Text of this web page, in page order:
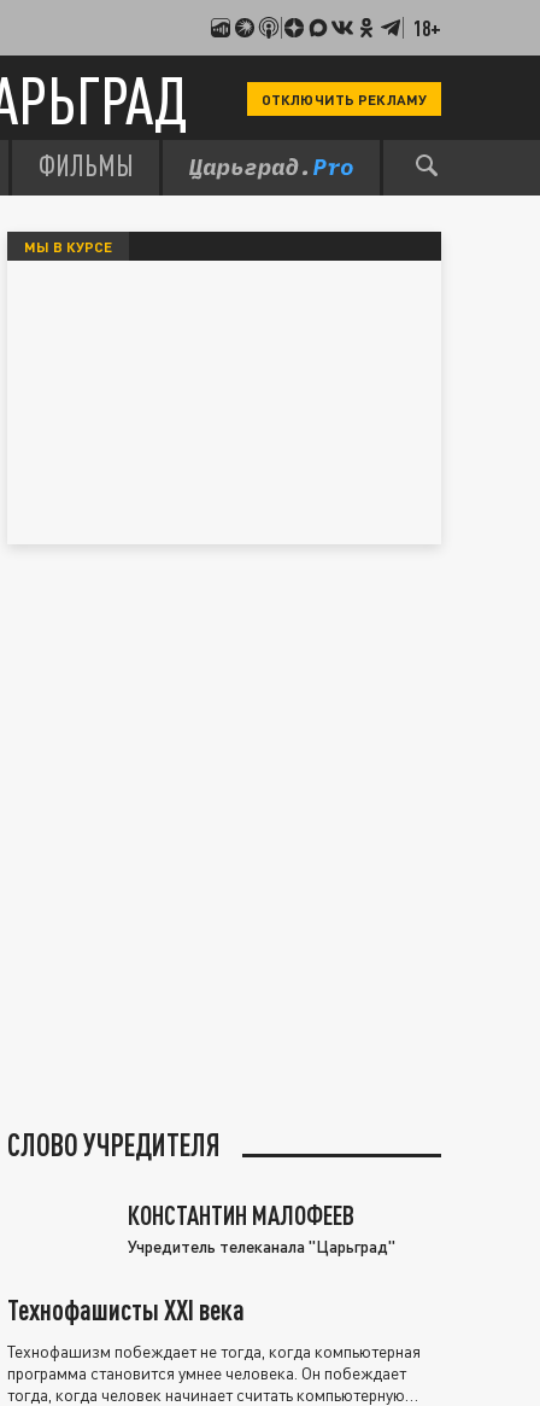
18+
ОТКЛЮЧИТЬ РЕКЛАМУ
ФИЛЬМЫ
МЫ В КУРСЕ
СЛОВО УЧРЕДИТЕЛЯ
КОНСТАНТИН МАЛОФЕЕВ
Учредитель телеканала "Царьград"
Технофашисты XXI века
Технофашизм побеждает не тогда, когда компьютерная
программа становится умнее человека. Он побеждает
тогда, когда человек начинает считать компьютерную